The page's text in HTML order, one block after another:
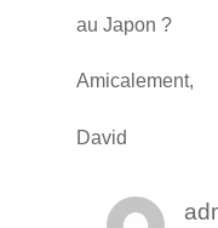
au Japon ?
Amicalement,
David